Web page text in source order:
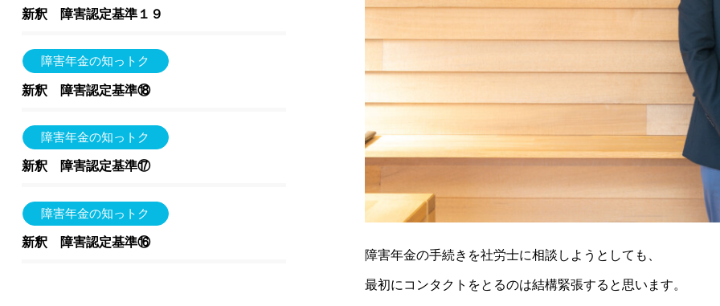
障害年金の手続きを社労士に相談しようとしても、
最初にコンタクトをとるのは結構緊張すると思います。
新釈 障害認定基準１９
障害年金の知っトク
新釈 障害認定基準⑱
障害年金の知っトク
新釈 障害認定基準⑰
障害年金の知っトク
新釈 障害認定基準⑯